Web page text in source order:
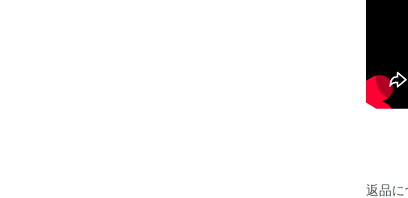
返品